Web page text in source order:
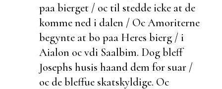
paa bierget / oc til stedde icke at de
komme ned i dalen / Oc Amoriterne
begynte at bo paa Heres bierg / i
Aialon oc vdi Saalbim. Dog bleff
Josephs husis haand dem for suar /
oc de bleffue skatskyldige. Oc